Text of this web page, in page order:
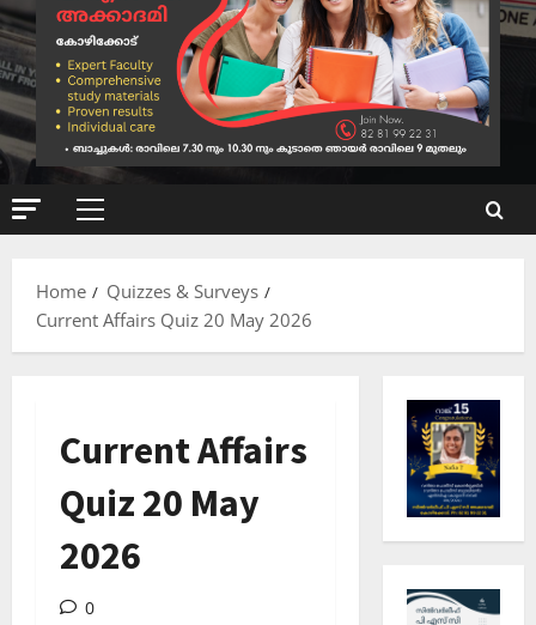
Primary
Home
Quizzes & Surveys
Current Affairs Quiz 20 May 2026
Current Affairs
Quiz 20 May
2026
0